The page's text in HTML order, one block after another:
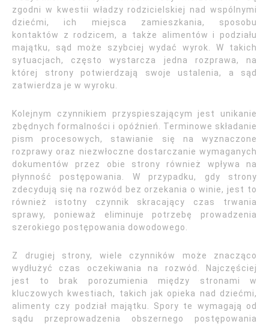
zgodni w kwestii władzy rodzicielskiej nad wspólnymi
dziećmi, ich miejsca zamieszkania, sposobu
kontaktów z rodzicem, a także alimentów i podziału
majątku, sąd może szybciej wydać wyrok. W takich
sytuacjach, często wystarcza jedna rozprawa, na
której strony potwierdzają swoje ustalenia, a sąd
zatwierdza je w wyroku.
Kolejnym czynnikiem przyspieszającym jest unikanie
zbędnych formalności i opóźnień. Terminowe składanie
pism procesowych, stawianie się na wyznaczone
rozprawy oraz niezwłoczne dostarczanie wymaganych
dokumentów przez obie strony również wpływa na
płynność postępowania. W przypadku, gdy strony
zdecydują się na rozwód bez orzekania o winie, jest to
również istotny czynnik skracający czas trwania
sprawy, ponieważ eliminuje potrzebę prowadzenia
szerokiego postępowania dowodowego.
Z drugiej strony, wiele czynników może znacząco
wydłużyć czas oczekiwania na rozwód. Najczęściej
jest to brak porozumienia między stronami w
kluczowych kwestiach, takich jak opieka nad dziećmi,
alimenty czy podział majątku. Spory te wymagają od
sądu przeprowadzenia obszernego postępowania